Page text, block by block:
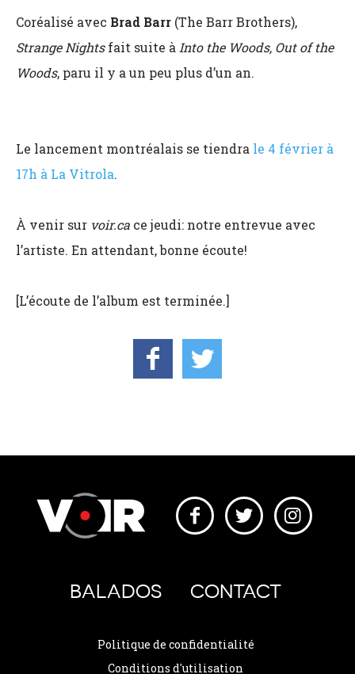
Coréalisé avec Brad Barr (The Barr Brothers),
Strange Nightsfait suite à Into the Woods, Out of the
Woods, paru il y a un peu plus d’un an.
Le lancement montréalais se tiendra le 4 février à
17h à La Vitrola.
À venir sur voir.ca ce jeudi: notre entrevue avec
l’artiste. En attendant, bonne écoute!
[L’écoute de l’album est terminée.]
BALADOS CONTACT
Politique de confidentialité
Conditions d'utilisation